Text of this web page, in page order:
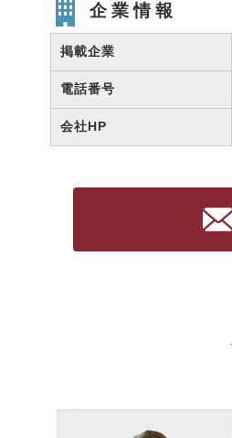
企業情報
掲載企業
電話番号
会社HP